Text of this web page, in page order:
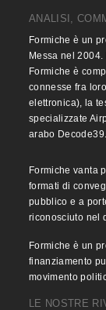
ANALISI,
Formiche è un
Messa nel
Formiche è
connesse fra
elettronica), la
specializzate
arabo Decode39.
Formiche vanta
formati di
pubblico e a
riconosciuto nel
Formiche è un
finanziamento
movimento
LE NOSTRE